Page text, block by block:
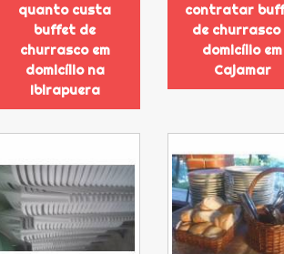
quanto custa
buffet de
churrasco em
domicílio na
Ibirapuera
contratar
de churrasco
domicílio em
Cajamar